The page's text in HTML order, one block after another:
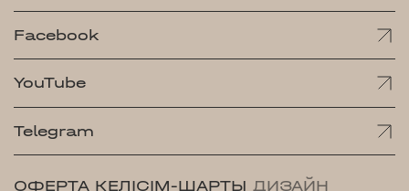
Facebook
YouTube
Telegram
ОФЕРТА КЕЛІСІМ-ШАРТЫ ДИЗАЙН